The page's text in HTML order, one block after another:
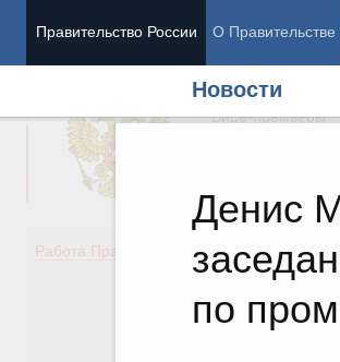
Правительство России О Правительстве
Новости
Денис
по
Председатель
Вице-премьеры
Работа Правительства